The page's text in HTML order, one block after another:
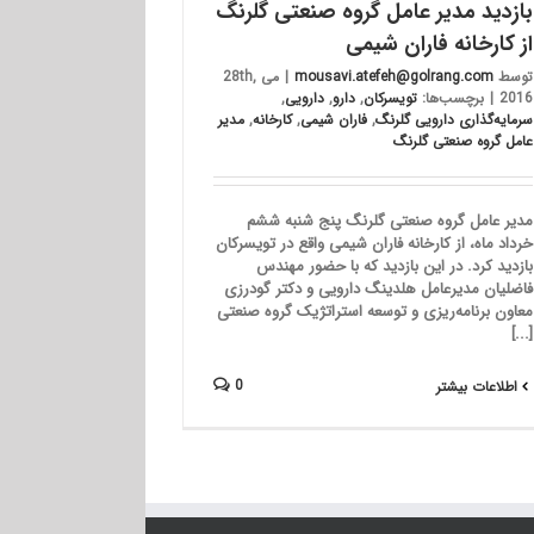
بازدید مدیر عامل گروه صنعتی گلرنگ
از کارخانه فاران شیمی
توسط mousavi.atefeh@golrang.com
|
می 28th,
2016
| برچسب‌ها: تویسرکان, دارو, دارویی,
سرمایه‌گذاری دارویی گلرنگ, فاران شیمی,کارخانه, مدیر
عامل گروه صنعتی گلرنگ
مدیر عامل گروه صنعتی گلرنگ پنج شنبه ششم
خرداد ماه، از کارخانه فاران شیمی واقع در تویسرکان
بازدید کرد. در این بازدید که با حضور مهندس
فاضلیان مدیرعامل هلدینگ دارویی و دکتر گودرزی
معاون برنامه‌ریزی و توسعه استراتژیک گروه صنعتی
[...]
اطلاعات بیشتر 0